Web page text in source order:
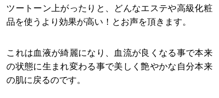
ツートーン上がったりと、どんなエステや高級化粧
品を使うより効果が高い！とお声を頂きます。
これは血液が綺麗になり、血流が良くなる事で本来
の状態に生まれ変わる事で美しく艶やかな自分本来
の肌に戻るのです。